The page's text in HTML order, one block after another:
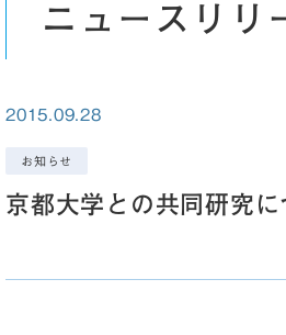
ニュースリリ
2015.09.28
お知らせ
京都大学との共同研究